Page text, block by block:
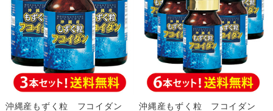
沖縄産もずく粒 フコイダン
沖縄産もずく粒 フコイダン